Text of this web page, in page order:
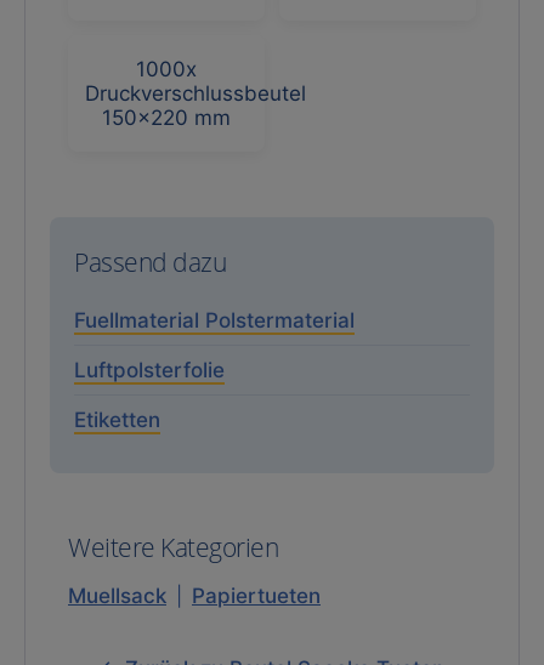
1000x
Druckverschlussbeutel
150x220 mm
Passend dazu
Fuellmaterial Polstermaterial
Luftpolsterfolie
Etiketten
Weitere Kategorien
Muellsack Papiertueten